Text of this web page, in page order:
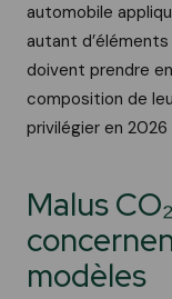
automobile
autant
doivent prendre
composition de
privilégier en 2026
Malus
modèles